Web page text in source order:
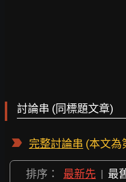
討論串 (同標題文章)
完整討論串 (本文為
排序： 最新先 | 最